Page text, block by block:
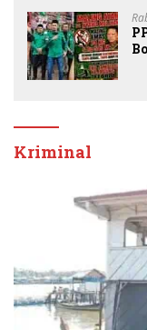
Kriminal